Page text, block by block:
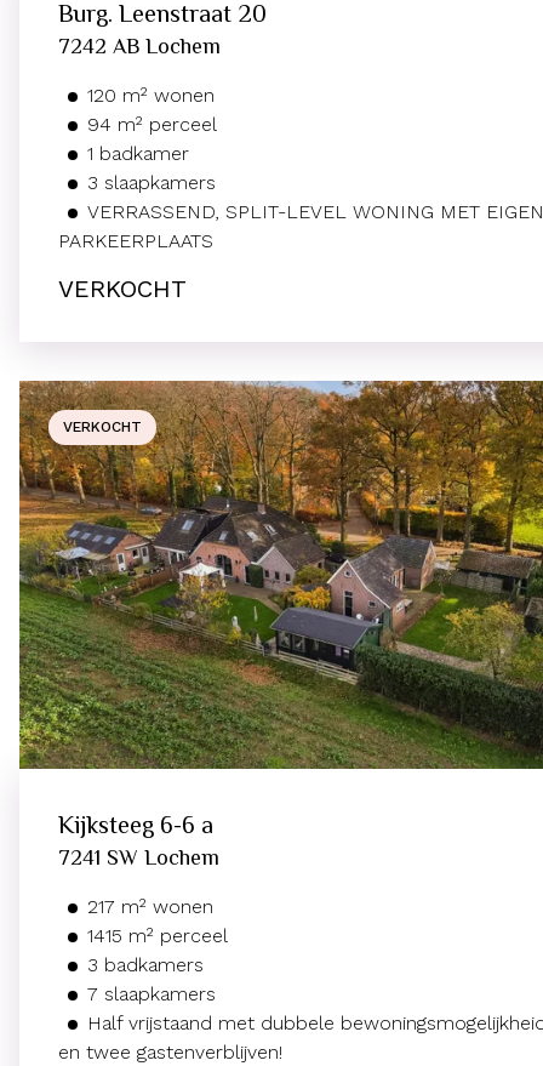
Burg. Leenstraat 20
7242 AB Lochem
120 m² wonen
94 m² perceel
1 badkamer
3 slaapkamers
VERRASSEND, SPLIT-LEVEL WONING MET EIGEN
PARKEERPLAATS
VERKOCHT
VERKOCHT
Kijksteeg 6-6 a
7241 SW Lochem
217 m² wonen
1415 m² perceel
3 badkamers
7 slaapkamers
Half vrijstaand met dubbele
en twee gastenverblijven!